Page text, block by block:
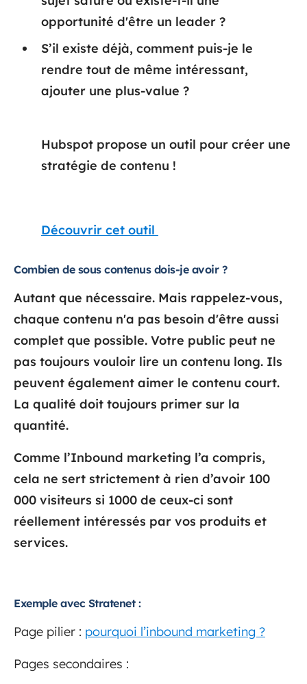
opportunité d'être un leader ?
S’il existe déjà, comment puis-je le
rendre tout de même intéressant,
ajouter une plus-value ?
Hubspot propose un outil pour créer une
stratégie de contenu !
Découvrir cet outil
Combien de sous contenus dois-je avoir ?
Autant que nécessaire. Mais rappelez-vous,
chaque contenu n'a pas besoin d'être aussi
complet que possible. Votre public peut ne
pas toujours vouloir lire un contenu long. Ils
peuvent également aimer le contenu court.
La qualité doit toujours primer sur la
quantité.
Comme l’Inbound marketing l’a compris,
cela ne sert strictement à rien d’avoir 100
000 visiteurs si 1000 de ceux-ci sont
réellement intéressés par vos produits et
services.
Exemple avec Stratenet :
Page pilier : pourquoi l’inbound marketing ?
Pages secondaires :